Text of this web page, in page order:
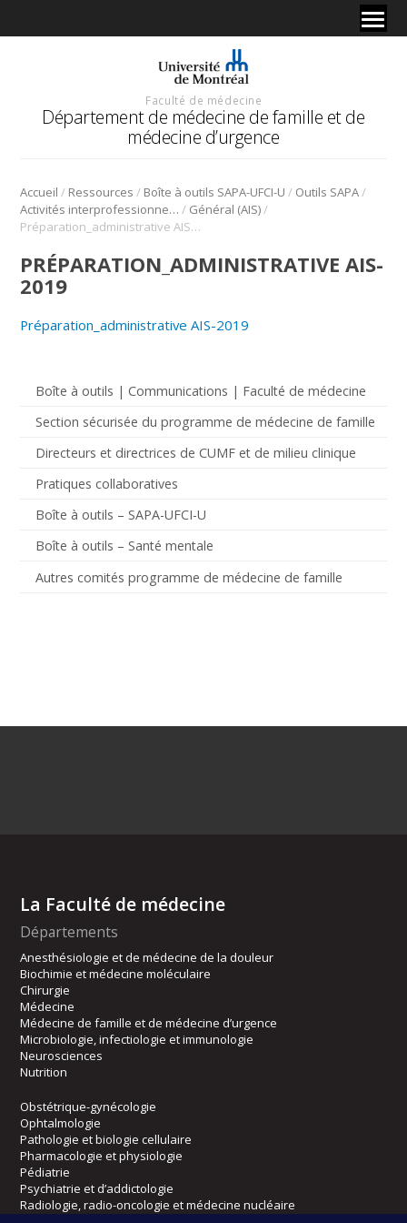
Faculté de médecine
Département de médecine de famille et de
médecine d’urgence
Accueil / Ressources / Boîte à outils SAPA-UFCI-U / Outils SAPA/
Activités interprofessionnelles en stage clinique (AIS) / Général (AIS)/
Préparation_administrative AIS-2019
Boîte à outils | Communications | Faculté de médecine
Section sécurisée du programme de médecine de famille
Directeurs et directrices de CUMF et de milieu clinique
Pratiques collaboratives
Boîte à outils – SAPA-UFCI-U
Boîte à outils – Santé mentale
Autres comités programme de médecine de famille
PRÉPARATION_ADMINISTRATIVE AIS-
2019
Préparation_administrative AIS-2019
La Faculté de médecine
Départements
Anesthésiologie et de médecine de la douleur
Biochimie et médecine moléculaire
Chirurgie
Médecine
Médecine de famille et de médecine d’urgence
Microbiologie, infectiologie et immunologie
Neurosciences
Nutrition
Obstétrique-gynécologie
Ophtalmologie
Pathologie et biologie cellulaire
Pharmacologie et physiologie
Pédiatrie
Psychiatrie et d’addictologie
Radiologie, radio-oncologie et médecine nucléaire